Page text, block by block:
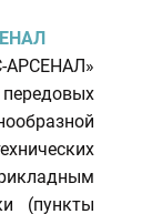
АРСЕНАЛ»
(пункты